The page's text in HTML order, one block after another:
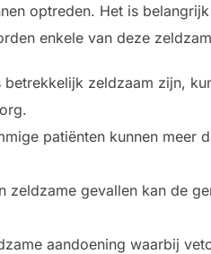
optreden. Het is
enkele van deze
zeldzaam zijn,
patiënten kunnen meer
zeldzame gevallen kan de
aandoening waarbij